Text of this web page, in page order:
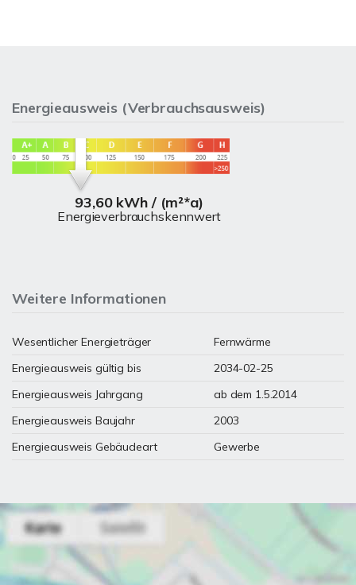
Energieausweis (Verbrauchsausweis)
93,60 kWh / (m²*a)
Energieverbrauchskennwert
Weitere Informationen
Wesentlicher Energieträger
Fernwärme
Energieausweis gültig bis
2034-02-25
Energieausweis Jahrgang
ab dem 1.5.2014
Energieausweis Baujahr
2003
Energieausweis Gebäudeart
Gewerbe